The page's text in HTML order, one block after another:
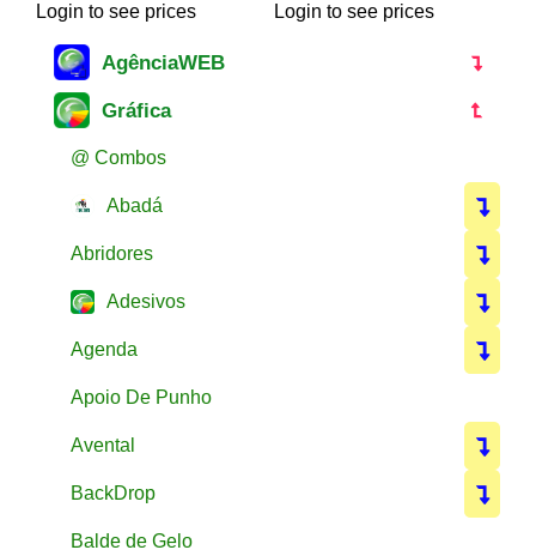
Login to see prices
Login to see prices
AgênciaWEB
Gráfica
@ Combos
Abadá
Abridores
Adesivos
Agenda
Apoio De Punho
Avental
BackDrop
Balde de Gelo